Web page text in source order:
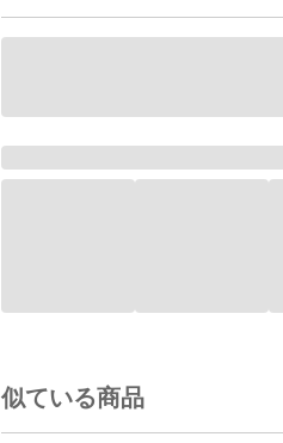
似ている商品